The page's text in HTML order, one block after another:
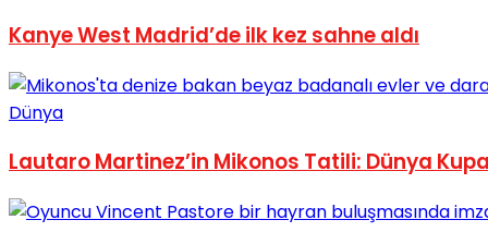
Kanye West Madrid’de ilk kez sahne aldı
Dünya
Lautaro Martinez’in Mikonos Tatili: Dünya